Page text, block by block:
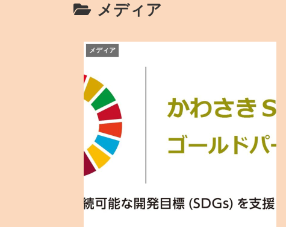
メディア
メディア